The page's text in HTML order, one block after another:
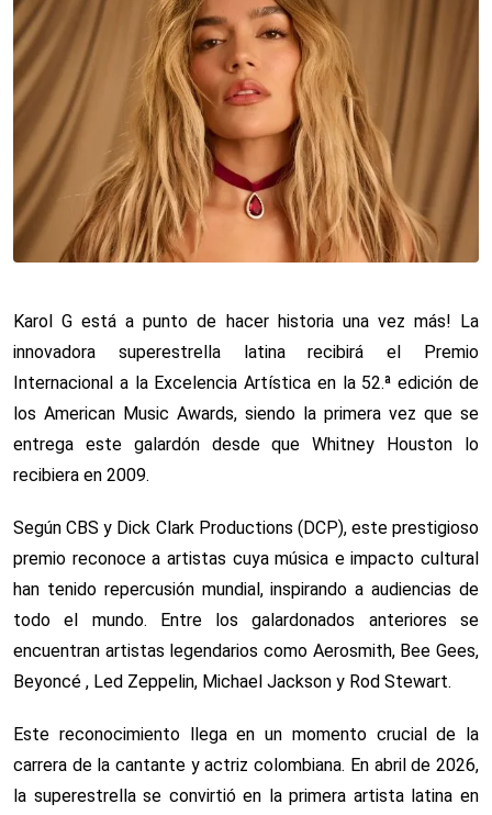
Karol G está a punto de hacer historia una vez más! La
innovadora superestrella latina recibirá el Premio
Internacional a la Excelencia Artística en la 52.ª edición de
los American Music Awards, siendo la primera vez que se
entrega este galardón desde que Whitney Houston lo
recibiera en 2009.
Según CBS y Dick Clark Productions (DCP), este prestigioso
premio reconoce a artistas cuya música e impacto cultural
han tenido repercusión mundial, inspirando a audiencias de
todo el mundo. Entre los galardonados anteriores se
encuentran artistas legendarios como Aerosmith, Bee Gees,
Beyoncé , Led Zeppelin, Michael Jackson y Rod Stewart.
Este reconocimiento llega en un momento crucial de la
carrera de la cantante y actriz colombiana. En abril de 2026,
la superestrella se convirtió en la primera artista latina en